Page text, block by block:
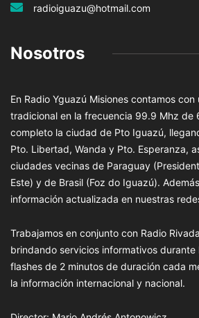
radioiguazu@hotmail.com
Nosotros
En Radio Yguazú Misiones contamos
tradicional en la frecuencia 99.9 Mhz de
completo la ciudad de Pto Iguazú,
Pto. Libertad, Wanda y Pto. Esperanza,
ciudades vecinas de Paraguay
Este) y de Brasil (Foz do Iguazú).
información actualizada en nuestras
Trabajamos en conjunto con Radio
brindando servicios informativos durante
flashes de 2 minutos de duración cada
la información internacional y nacional.